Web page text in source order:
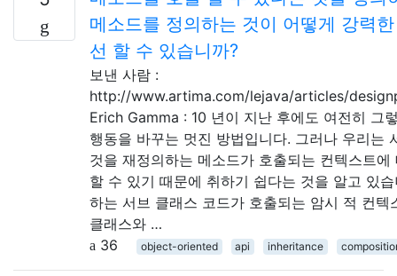
메소드를 정의하는 것이 어떻게 강력
선 할 수 있습니까?
보낸 사람 :
http://www.artima.com/lejava/articles/
Erich Gamma : 10 년이 지난 후에도 여전히 그
행동을 바꾸는 멋진 방법입니다. 그러나 우리는
것을 재정의하는 메소드가 호출되는 컨텍스트에
할 수 있기 때문에 취하기 쉽다는 것을 알고 있
하는 서브 클래스 코드가 호출되는 암시 적 컨텍
클래스와 …
36
object-oriented api inheritance